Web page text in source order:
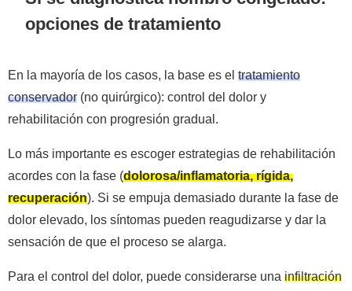
opciones de tratamiento
En la mayoría de los casos, la base es el tratamiento
conservador (no quirúrgico): control del dolor y
rehabilitación con progresión gradual.
Lo más importante es escoger estrategias de rehabilitación
acordes con la fase (dolorosa/inflamatoria, rígida,
recuperación). Si se empuja demasiado durante la fase de
dolor elevado, los síntomas pueden reagudizarse y dar la
sensación de que el proceso se alarga.
Para el control del dolor, puede considerarse una infiltración